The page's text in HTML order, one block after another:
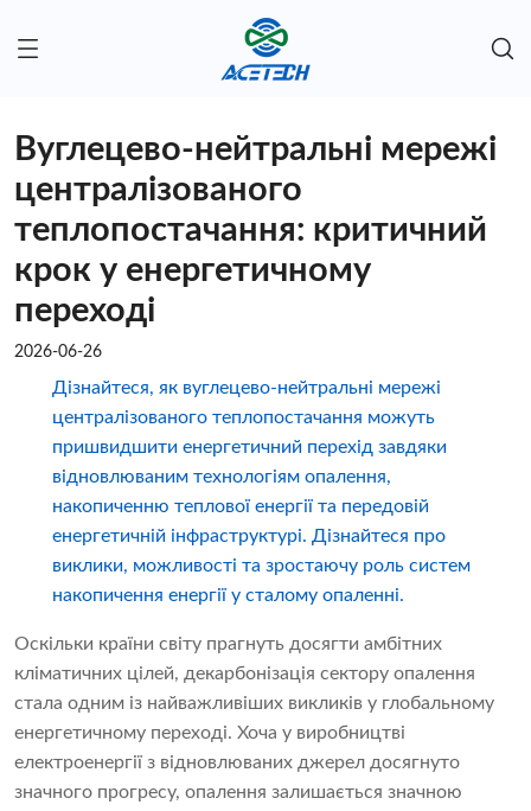
Вуглецево-нейтральні мережі
централізованого
теплопостачання: критичний
крок у енергетичному
переході
2026-06-26
Дізнайтеся, як вуглецево-нейтральні мережі
централізованого теплопостачання можуть
пришвидшити енергетичний перехід завдяки
відновлюваним технологіям опалення,
накопиченню теплової енергії та передовій
енергетичній інфраструктурі. Дізнайтеся про
виклики, можливості та зростаючу роль систем
накопичення енергії у сталому опаленні.
Оскільки країни світу прагнуть досягти амбітних
кліматичних цілей, декарбонізація сектору опалення
стала одним із найважливіших викликів у глобальному
енергетичному переході. Хоча у виробництві
електроенергії з відновлюваних джерел досягнуто
значного прогресу, опалення залишається значною